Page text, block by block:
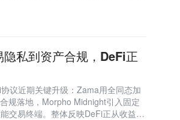
私到资产合规，DeFi正
议近期关键升级：Zama用全同态加
规落地，Morpho Midnight引入固定
交易终端。整体反映DeFi正从收益率